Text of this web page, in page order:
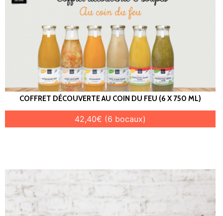
COFFRET DÉCOUVERTE AU COIN DU FEU (6 X 750 ML)
42,40€ (6 bocaux)